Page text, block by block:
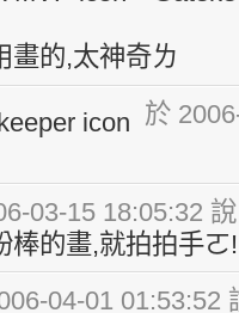
畫的,太神奇ㄌ
於
03-15 18:05:32 說
棒的畫,就拍拍手ㄛ!
04-01 01:53:52